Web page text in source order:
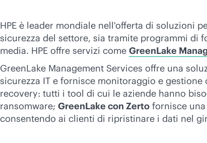
HPE è leader mondiale nell'offerta di soluzioni
sicurezza del settore, sia tramite programmi di
media. HPE offre servizi come GreenLake
GreenLake Management Services offre una
sicurezza IT e fornisce monitoraggio e
recovery: tutti i tool di cui le aziende hanno
ransomware; GreenLake con Zerto fornisce
consentendo ai clienti di ripristinare i dati nel